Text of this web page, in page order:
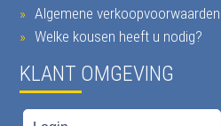
Algemene verkoopvoorwaarden
Welke kousen heeft u nodig?
KLANT OMGEVING